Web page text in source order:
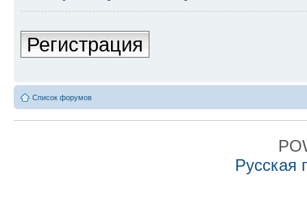
Регистрация
Список форумов
Русская